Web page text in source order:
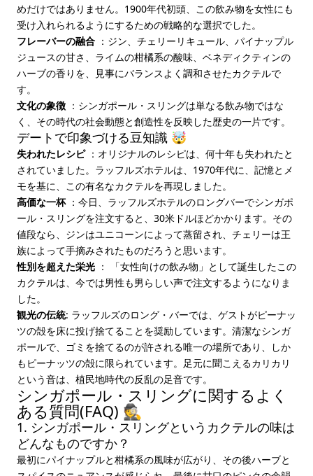
めだけではありません。1900年代初頭、この飲み物を女性にも
受け入れられるようにするための戦略的な選択でした。
フレーバーの融合 ：ジン、チェリーリキュール、パイナップル
ジュースの甘さ、ライムの柑橘系の酸味、ベネディクティンの
ハーブの香りを、見事にバランスよく調和させたカクテルで
す。
文化の象徴 ：シンガポール・スリングは単なる飲み物ではな
く、その時代の社会動態と創造性を反映した歴史の一片です。
デートで印象づける豆知識 🤯
失われたレシピ：オリジナルのレシピは、何十年も失われたと
されていました。ラッフルズホテルは、1970年代に、記憶とメ
モを基に、この有名なカクテルを再現しました。
高価な一杯：今日、ラッフルズホテルのロングバーでシンガポ
ール・スリングを注文すると、30米ドルほどかかります。その
値段なら、ジンはユニコーンによって蒸留され、チェリーは王
族によって手摘みされたものだろうと思います。
性別を超えた栄光 ： 「女性向けの飲み物」として誕生したこの
カクテルは、今では男性も男らしい声で注文するようになりま
した。
観光の伝統: ラッフルズのロング・バーでは、ゲストがピーナッ
ツの殻を床に投げ捨てることを奨励しています。清潔なシンガ
ポールで、ゴミを捨てるのが許される唯一の場所であり、しか
もピーナッツの殻に限られています。足元に聞こえるカリカリ
という音は、植民地時代の反乱の足音です。
シンガポール・スリングに関するよく
ある質問(FAQ) 🕵️
1. シンガポール・スリングというカクテルの味は
どんなものですか？
最初にパイナップルと柑橘系の風味が広がり、その後ハーブと